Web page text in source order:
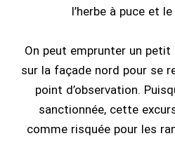
l’herbe à puce et
On peut emprunter un
sur la façade nord pour se
point d’observation.
sanctionnée, cette
comme risquée pour les